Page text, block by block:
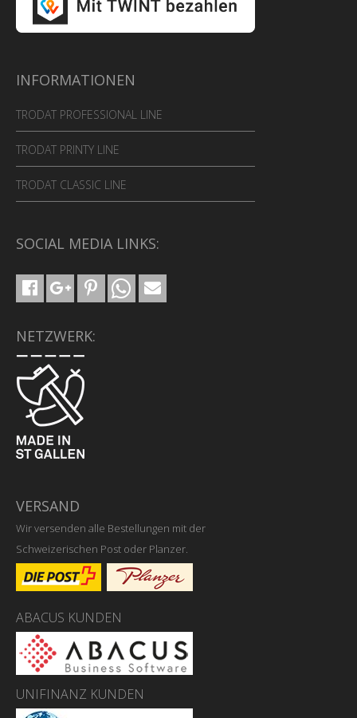
INFORMATIONEN
TRODAT PROFESSIONAL LINE
TRODAT PRINTY LINE
TRODAT CLASSIC LINE
SOCIAL MEDIA LINKS:
NETZWERK:
VERSAND
Wir versenden alle Bestellungen mit der
Schweizerischen Post oder Planzer.
ABACUS KUNDEN
UNIFINANZ KUNDEN